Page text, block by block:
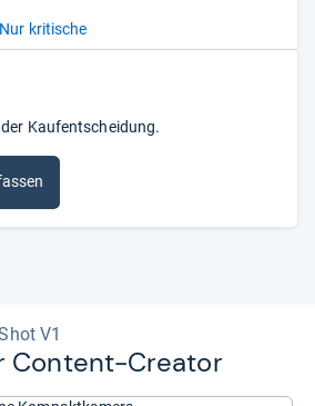
Nur kritische
Kaufentscheidung.
V1
Con­tent-​Crea­tor